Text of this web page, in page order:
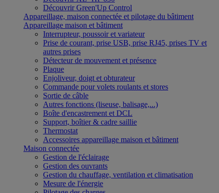
Découvrir Green'Up Control
Appareillage, maison connectée et pilotage du bâtiment
Appareillage maison et bâtiment
Interrupteur, poussoir et variateur
Prise de courant, prise USB, prise RJ45, prises TV et
autres prises
Détecteur de mouvement et présence
Plaque
Enjoliveur, doigt et obturateur
Commande pour volets roulants et stores
Sortie de câble
Autres fonctions (liseuse, balisage,...)
Boîte d'encastrement et DCL
Support, boîtier & cadre saillie
Thermostat
Accessoires appareillage maison et bâtiment
Maison connectée
Gestion de l'éclairage
Gestion des ouvrants
Gestion du chauffage, ventilation et climatisation
Mesure de l'énergie